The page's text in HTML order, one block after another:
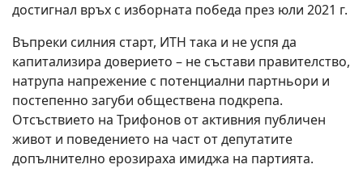
достигнал връх с изборната победа през юли 2021 г.
Въпреки силния старт, ИТН така и не успя да
капитализира доверието – не състави правителство,
натрупа напрежение с потенциални партньори и
постепенно загуби обществена подкрепа.
Отсъствието на Трифонов от активния публичен
живот и поведението на част от депутатите
допълнително ерозираха имиджа на партията.